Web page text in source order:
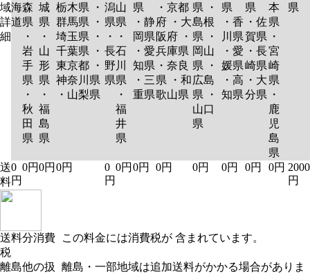
域
詳
細
海
道
森
県
・
岩
手
県
・
秋
田
県
城
県
・
山
形
県
・
福
島
県
栃木県 ・
群馬県 ・
埼玉県 ・
千葉県 ・
東京都 ・
神奈川県
・山梨県
潟
県
・
長
野
県
山
県
・
石
川
県
・
福
井
県
県
・静
岡県
・愛
知県
・三
重県
・京都
府 ・大
阪府 ・
兵庫県
・奈良
県 ・和
歌山県
県 ・
島根
県 ・
岡山
県 ・
広島
県 ・
山口
県
県
・香
川県
・愛
媛県
・高
知県
県
・佐
賀県
・長
崎県
・大
分県
本
県
・
宮
崎
県
・
鹿
児
島
県
県
送
料
0
円
0円0円 0円
0
円
0円 0円 0円 0円 0円 0円 0円 2000
円
送料分消費
税
この料金には消費税が 含まれています。
離島他の扱
離島・一部地域は追加送料がかかる場合がありま